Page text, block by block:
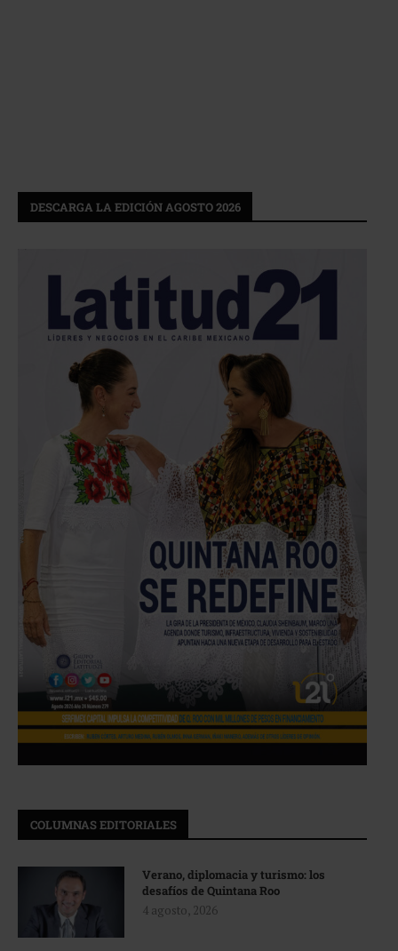
DESCARGA LA EDICIÓN AGOSTO 2026
COLUMNAS EDITORIALES
Verano, diplomacia y turismo: los
desafíos de Quintana Roo
4 agosto, 2026